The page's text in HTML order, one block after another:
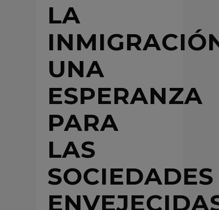
LA
UNA
ESPERANZA
PARA
LAS
SOCIEDADES